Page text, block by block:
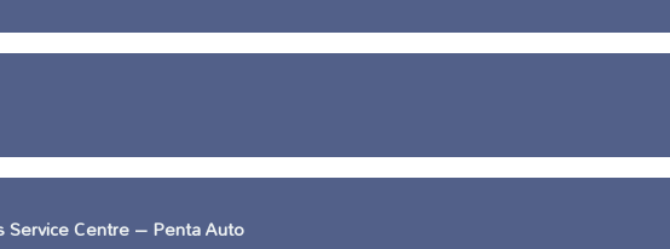
Service Centre – Penta Auto